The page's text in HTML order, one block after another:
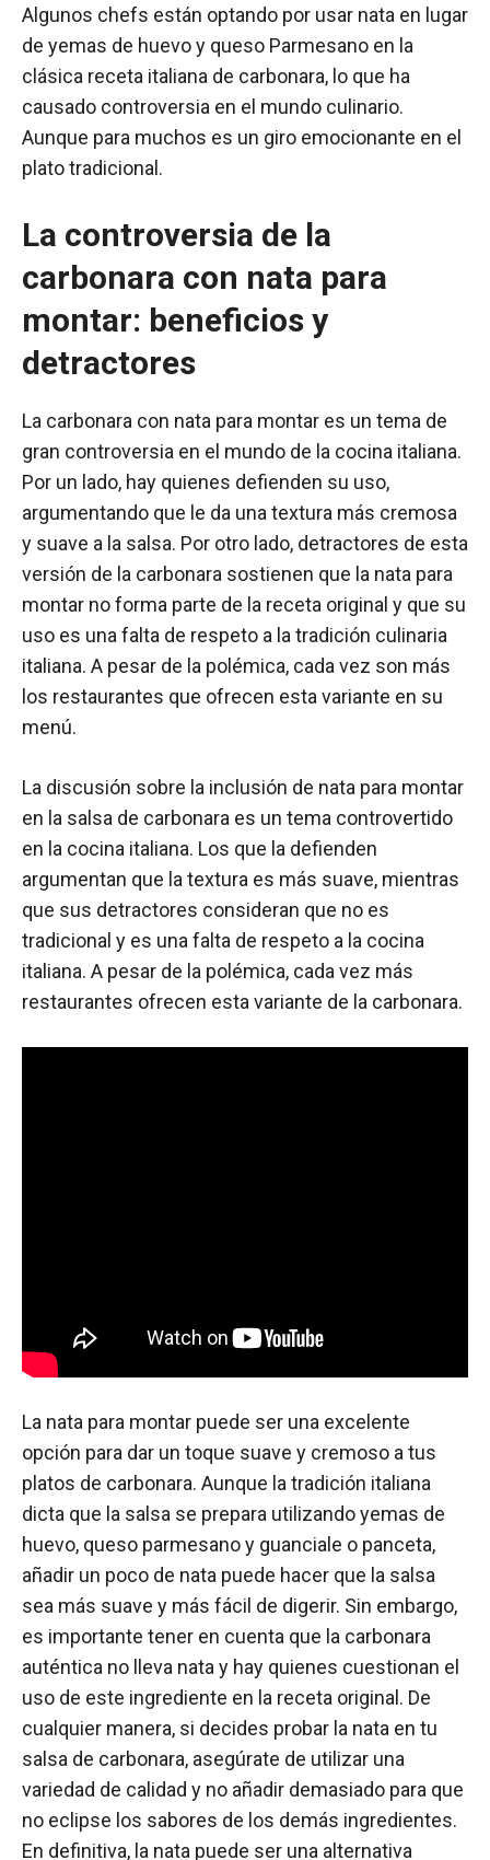
Algunos chefs están optando por usar nata en lugar
de yemas de huevo y queso Parmesano en la
clásica receta italiana de carbonara, lo que ha
causado controversia en el mundo culinario.
Aunque para muchos es un giro emocionante en el
plato tradicional.
La controversia de la
carbonara con nata para
montar: beneficios y
detractores
La carbonara con nata para montar es un tema de
gran controversia en el mundo de la cocina italiana.
Por un lado, hay quienes defienden su uso,
argumentando que le da una textura más cremosa
y suave a la salsa. Por otro lado, detractores de esta
versión de la carbonara sostienen que la nata para
montar no forma parte de la receta original y que su
uso es una falta de respeto a la tradición culinaria
italiana. A pesar de la polémica, cada vez son más
los restaurantes que ofrecen esta variante en su
menú.
La discusión sobre la inclusión de nata para montar
en la salsa de carbonara es un tema controvertido
en la cocina italiana. Los que la defienden
argumentan que la textura es más suave, mientras
que sus detractores consideran que no es
tradicional y es una falta de respeto a la cocina
italiana. A pesar de la polémica, cada vez más
restaurantes ofrecen esta variante de la carbonara.
La nata para montar puede ser una excelente
opción para dar un toque suave y cremoso a tus
platos de carbonara. Aunque la tradición italiana
dicta que la salsa se prepara utilizando yemas de
huevo, queso parmesano y guanciale o panceta,
añadir un poco de nata puede hacer que la salsa
sea más suave y más fácil de digerir. Sin embargo,
es importante tener en cuenta que la carbonara
auténtica no lleva nata y hay quienes cuestionan el
uso de este ingrediente en la receta original. De
cualquier manera, si decides probar la nata en tu
salsa de carbonara, asegúrate de utilizar una
variedad de calidad y no añadir demasiado para que
no eclipse los sabores de los demás ingredientes.
En definitiva, la nata puede ser una alternativa